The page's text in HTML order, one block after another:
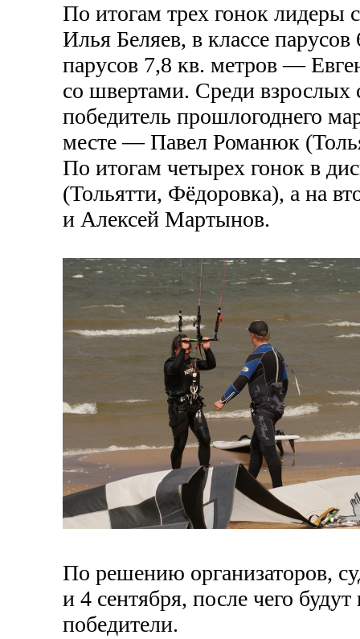
По итогам трех гонок лидеры
Илья Беляев, в классе
парусов 7,8 кв. метров —
со швертами. Среди взрослых
победитель прошлогоднего
месте — Павел Романюк
По итогам четырех гонок в
(Тольятти, Фёдоровка), а на
и Алексей Мартынов.
По решению организаторов,
и 4 сентября, после чего
победители.